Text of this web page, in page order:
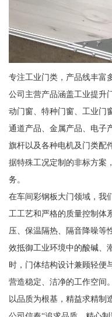
专注工业门类，产品线丰富
公司主营产品涵盖工业提升
动门窗、特种门窗、工业门
通道产品、金属产品、电子
旗杆以及各种电机及门类配
据特殊工况定制的非标方案
务。
在车间彩钢板大门领域，我
工工艺和严格的质量控制体
压、保温隔热、隔音降噪等
效抵御工业环境中的酸碱、
时，门体结构设计兼顾轻便
营造稳定、洁净的工作空间。
以品质为根基，精益求精制